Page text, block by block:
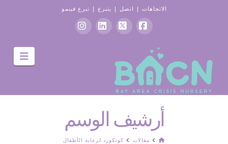
الاتجاهات | اتصل | يتبرع | تبرع فينمو
التواصل
الاجتماعي
الفيسبوك
أرشيف الوسم
الصفحةمقالات كونكورد لرعاية الأطفال